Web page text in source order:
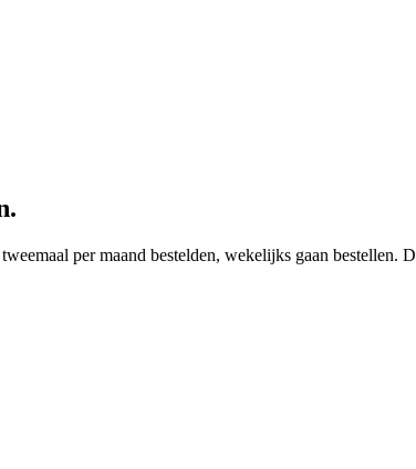
per maand bestelden, wekelijks gaan